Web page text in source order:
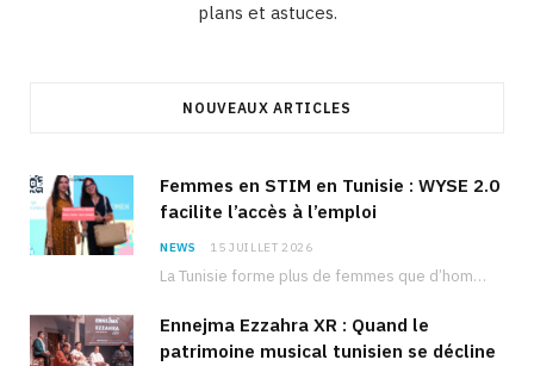
plans et astuces.
NOUVEAUX ARTICLES
Femmes en STIM en Tunisie : WYSE 2.0
facilite l’accès à l’emploi
NEWS 15 JUILLET 2026
La Tunisie forme plus de femmes que d’hommes dans les filières scientifiques. Pourtant, pour beaucoup…
Ennejma Ezzahra XR : Quand le
patrimoine musical tunisien se décline